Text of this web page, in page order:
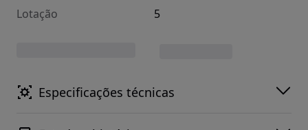
Lotação 5
Especificações técnicas